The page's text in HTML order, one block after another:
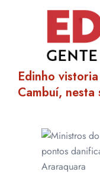
Edinho
Cambuí, nesta